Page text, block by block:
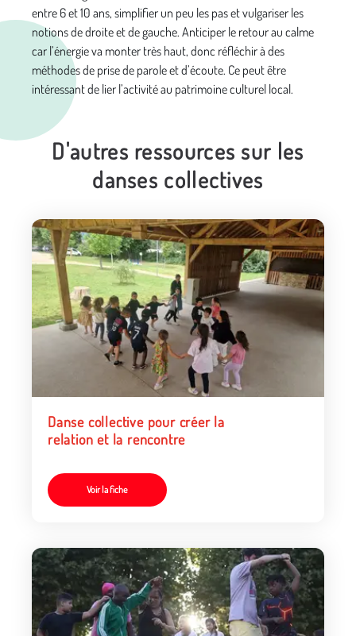
entre 6 et 10 ans, simplifier un peu les pas et vulgariser les
notions de droite et de gauche. Anticiper le retour au calme
car l’énergie va monter très haut, donc réfléchir à des
méthodes de prise de parole et d’écoute. Ce peut être
intéressant de lier l’activité au patrimoine culturel local.
D'autres ressources sur les
danses collectives
Danse collective pour créer la
relation et la rencontre
Voir la fiche